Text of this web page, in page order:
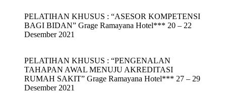
PELATIHAN KHUSUS : “ASESOR KOMPETENSI
BAGI BIDAN” Grage Ramayana Hotel*** 20 – 22
Desember 2021
PELATIHAN KHUSUS : “PENGENALAN
TAHAPAN AWAL MENUJU AKREDITASI
RUMAH SAKIT” Grage Ramayana Hotel*** 27 – 29
Desember 2021